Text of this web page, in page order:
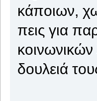
κάποιων,
πεις για
δουλειά